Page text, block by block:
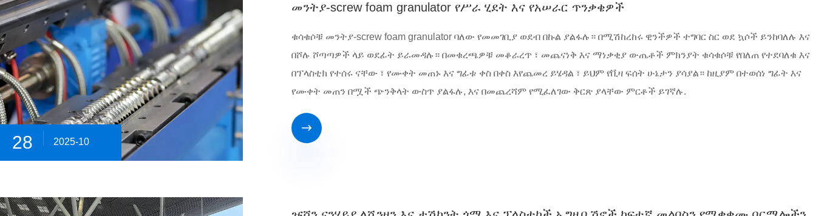
28 2025-10
መንትያ-screw foam granulator የሥራ ሂደት እና የአሠራር ጥንቃቄዎች
ቁሳቁሶቹ መንትያ-screw foam granulator ባለው የመመገቢያ ወደብ በኩል ያልፋሉ። በሚሽከረከሩ ዊንችዎች ተግባር ስር ወደ ኳሶች ይንከባለሉ እና
በሾሉ ሾጣጣዎች ላይ ወደፊት ይራመዳሉ። በመቁረጫዎቹ መቆራረጥ ፣ መጨናነቅ እና ማነቃቂያ ውጤቶች ምክንያት ቁሳቁሶቹ የበለጠ የተደባለቁ እና
በፕላስቲክ የተሰሩ ናቸው ፣ የሙቀት መጠኑ እና ግፊቱ ቀስ በቀስ እየጨመረ ይሄዳል ፣ ይህም የቪዛ ፍሰት ሁኔታን ያሳያል። ከዚያም በተወሰነ ግፊት እና
የሙቀት መጠን በሟች ጭንቅላት ውስጥ ያልፋሉ, እና በመጨረሻም የሚፈለገው ቅርጽ ያላቸው ምርቶች ይገኛሉ.
